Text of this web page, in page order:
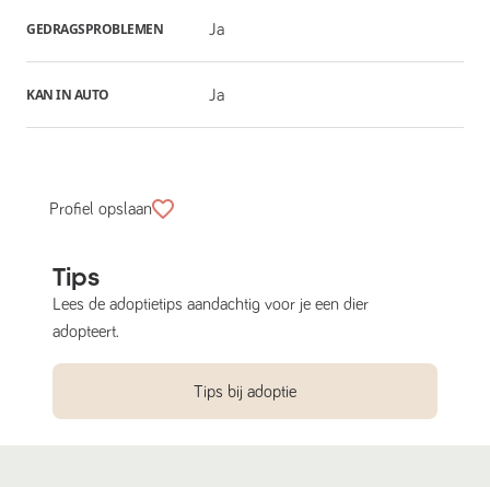
GEDRAGSPROBLEMEN Ja
KAN IN AUTO Ja
Profiel opslaan
Tips
Lees de adoptietips aandachtig voor je een dier
adopteert.
Tips bij adoptie